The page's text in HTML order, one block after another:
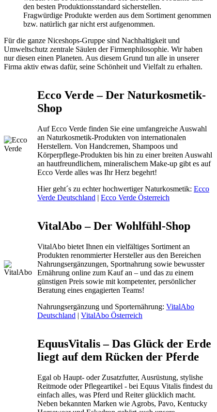
den besten Produktionsstandard sicherstellen.
Fragwürdige Produkte werden aus dem Sortiment genommen
bzw. natürlich gar nicht erst aufgenommen.
Für die ganze Niceshops-Gruppe sind Nachhaltigkeit und
Umweltschutz zentrale Säulen der Firmenphilosophie. Wir haben
nur diesen einen Planeten. Aus diesem Grund tun alle in unserer
Firma aktiv etwas dafür, seine Schönheit und Vielfalt zu erhalten.
Ecco Verde – Der Naturkosmetik-
Shop
Auf Ecco Verde finden Sie eine umfangreiche Auswahl
an Naturkosmetik-Produkten von internationalen
Herstellern. Von Handcremen, Shampoos und
Körperpflege-Produkten bis hin zu einer breiten Auswahl
an hautfreundlichem, mineralischem Make-up gibt es auf
Ecco Verde alles was Ihr Herz begehrt!
Hier geht´s zu echter hochwertiger Naturkosmetik: Ecco
Verde Deutschland | Ecco Verde Österreich
VitalAbo – Der Wohlfühl-Shop
VitalAbo bietet Ihnen ein vielfältiges Sortiment an
Produkten renommierter Hersteller aus den Bereichen
Nahrungsergänzungen, Sportnahrung sowie bewusster
Ernährung online zum Kauf an – und das zu einem
günstigen Preis sowie mit kompetenter, persönlicher
Beratung eines engagierten Teams!
Nahrungsergänzung und Sporternährung: VitalAbo
Deutschland | VitalAbo Österreich
EquusVitalis – Das Glück der Erde
liegt auf dem Rücken der Pferde
Egal ob Haupt- oder Zusatzfutter, Ausrüstung, stylishe
Reitmode oder Pflegeartikel - bei Equus Vitalis findest du
einfach alles, was Pferd und Reiter glücklich macht.
Neben bekannten Marken wie Agrobs, Pavo, Kentucky